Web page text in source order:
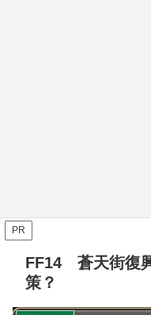
PR
FF14 蒼天街復
策？